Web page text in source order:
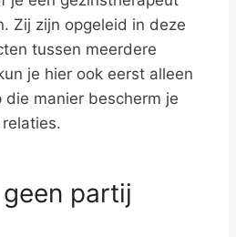
Zij zijn opgeleid in deze
tussen meerdere
je hier ook eerst alleen
die manier bescherm je
partij